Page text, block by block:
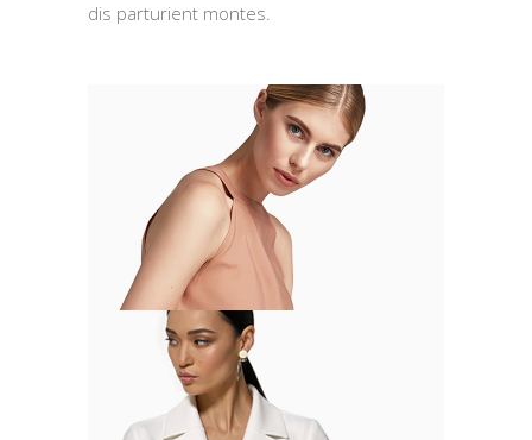
dis parturient montes.